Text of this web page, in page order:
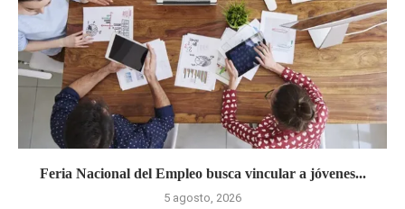
Feria Nacional del Empleo busca vincular a jóvenes...
5 agosto, 2026